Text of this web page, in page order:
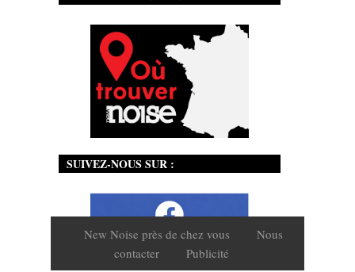
SUIVEZ-NOUS SUR :
New Noise près de chez vous
Nous
contacter
Publicité